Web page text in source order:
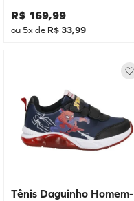
R$ 169,99
ou 5x de R$ 33,99
Tênis Daguinho Homem-